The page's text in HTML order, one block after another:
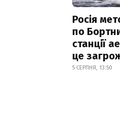
Росія
по
станції
це
5 СЕРПНЯ, 13:50